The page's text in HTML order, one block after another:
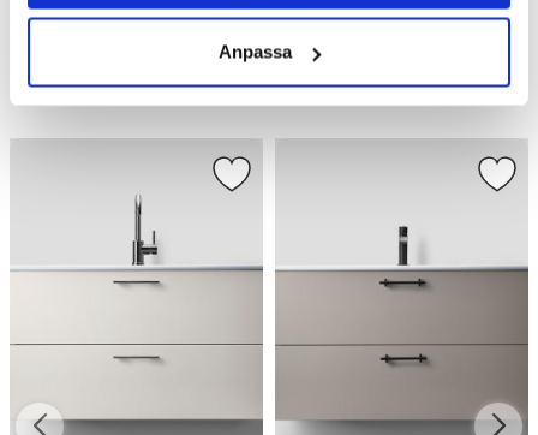
Anpassa
Liknande produkter